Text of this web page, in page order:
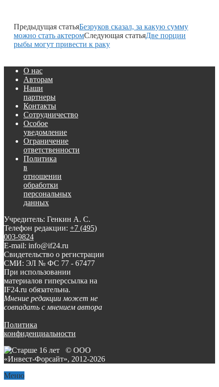
Предыдущая статьяБезруков сказал, за какую сумму
можно стать актеромСледующая статьяДве порции
рыбы могут привести к раку
О нас
Авторам
Наши
партнеры
Контакты
Сотрудничество
Особое
уведомление
Ограничение
ответственности
Политика
в
отношении
обработки
персональных
данных
Учредитель: Генкин А. С.
Телефон редакции: +7 (495)
003-9824
E-mail: info@if24.ru
Свидетельство о регистрации
СМИ: ЭЛ № ФС 77 - 67477
При использовании
материалов гиперссылка на
IF24.ru обязательна.
Мнение редакции может не
совпадать с мнением автора
Политика
конфиденциальности
© ООО
«Инвест-Форсайт», 2012-2026
Меню